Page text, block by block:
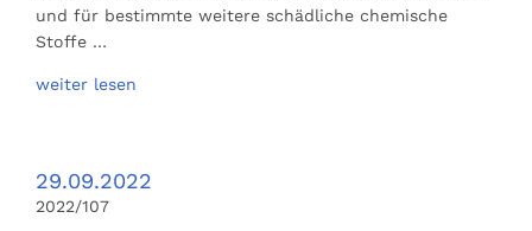
und für bestimmte weitere schädliche chemische
Stoffe …
weiter lesen
29.09.2022
2022/107